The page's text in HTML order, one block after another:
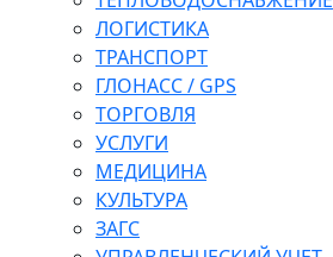
ЛОГИСТИКА
ТРАНСПОРТ
ГЛОНАСС / GPS
ТОРГОВЛЯ
УСЛУГИ
МЕДИЦИНА
КУЛЬТУРА
ЗАГС